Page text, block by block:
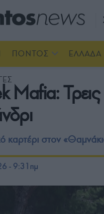
ΠΟΝΤΟΣ ΕΛΛΑΔΑ
Mafia:
καρτέρι στον
- 9:31πμ